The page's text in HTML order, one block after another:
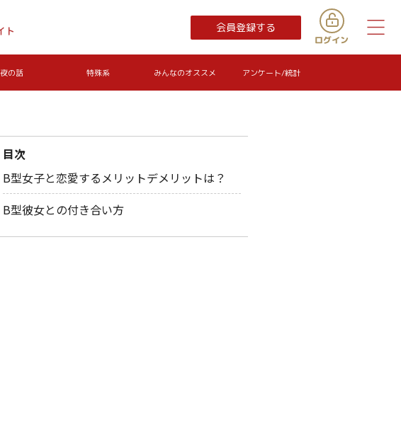
会員登録する
夜の話 特殊系 みんなのオススメ アンケート/統計
目次
B型女子と恋愛するメリットデメリットは？
B型彼女との付き合い方